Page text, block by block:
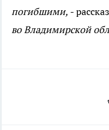
погибшими, -
во Владимирской